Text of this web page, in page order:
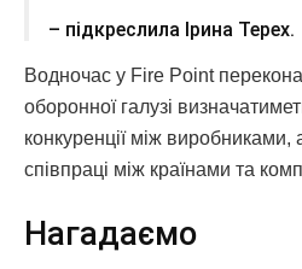
– підкреслила Ірина Терех.
Водночас у Fire Point
оборонної галузі
конкуренції між
співпраці між країнами та
Нагадаємо